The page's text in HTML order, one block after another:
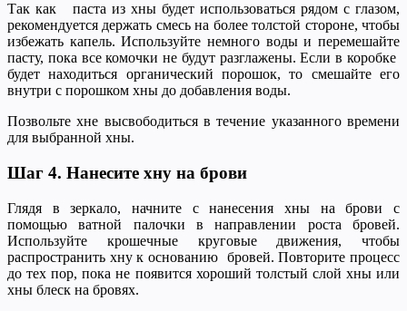
Так как паста из хны будет использоваться рядом с глазом,
рекомендуется держать смесь на более толстой стороне, чтобы
избежать капель. Используйте немного воды и перемешайте
пасту, пока все комочки не будут разглажены. Если в коробке
будет находиться органический порошок, то смешайте его
внутри с порошком хны до добавления воды.
Позвольте хне высвободиться в течение указанного времени
для выбранной хны.
Шаг 4. Нанесите хну на брови
Глядя в зеркало, начните с нанесения хны на брови с
помощью ватной палочки в направлении роста бровей.
Используйте крошечные круговые движения, чтобы
распространить хну к основанию бровей. Повторите процесс
до тех пор, пока не появится хороший толстый слой хны или
хны блеск на бровях.